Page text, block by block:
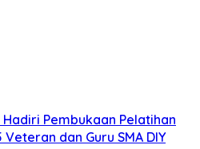
Pembukaan Pelatihan
dan Guru SMA DIY